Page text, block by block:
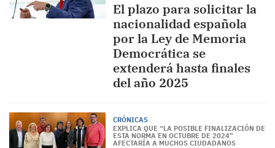
El plazo para solicitar la
nacionalidad española
por la Ley de Memoria
Democrática se
extenderá hasta finales
del año 2025
CRÓNICAS
EXPLICA QUE “LA POSIBLE FINALIZACIÓN DE
ESTA NORMA EN OCTUBRE DE 2024”
AFECTARÍA A MUCHOS CIUDADANOS